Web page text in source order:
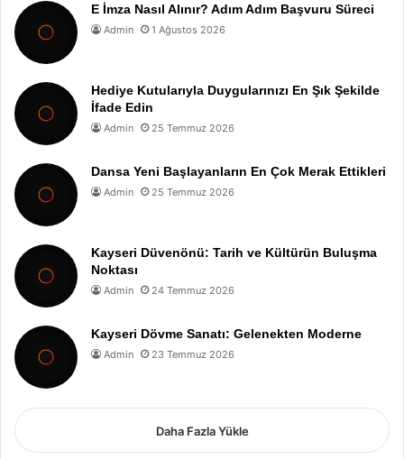
E İmza Nasıl Alınır? Adım Adım Başvuru Süreci
Admin 1 Ağustos 2026
Hediye Kutularıyla Duygularınızı En Şık Şekilde
İfade Edin
Admin 25 Temmuz 2026
Dansa Yeni Başlayanların En Çok Merak Ettikleri
Admin 25 Temmuz 2026
Kayseri Düvenönü: Tarih ve Kültürün Buluşma
Noktası
Admin 24 Temmuz 2026
Kayseri Dövme Sanatı: Gelenekten Moderne
Admin 23 Temmuz 2026
Daha Fazla Yükle